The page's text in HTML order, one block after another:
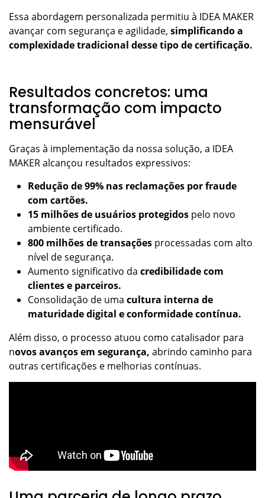
Essa abordagem personalizada permitiu à IDEA MAKER
avançar com segurança e agilidade, simplificando a
complexidade tradicional desse tipo de certificação.
Resultados concretos: uma
transformação com impacto
mensurável
Graças à implementação da nossa solução, a IDEA
MAKER alcançou resultados expressivos:
Redução de 99% nas reclamações por fraude
com cartões.
15 milhões de usuários protegidos pelo novo
ambiente certificado.
800 milhões de transações processadas com alto
nível de segurança.
Aumento significativo da credibilidade com
clientes e parceiros.
Consolidação de uma cultura interna de
maturidade digital e conformidade contínua.
Além disso, o processo atuou como catalisador para
novos avanços em segurança, abrindo caminho para
outras certificações e melhorias contínuas.